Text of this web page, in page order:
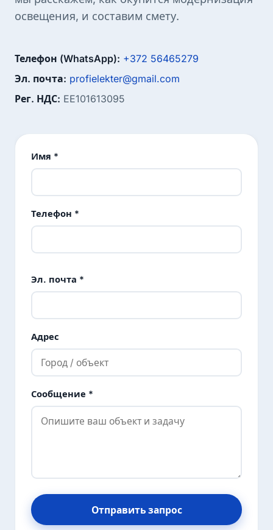
освещения, и составим смету.
Телефон (WhatsApp): +372 56465279
Эл. почта: profielekter@gmail.com
Рег. НДС: EE101613095
Имя *
Телефон *
Эл. почта *
Адрес
Сообщение *
Отправить запрос